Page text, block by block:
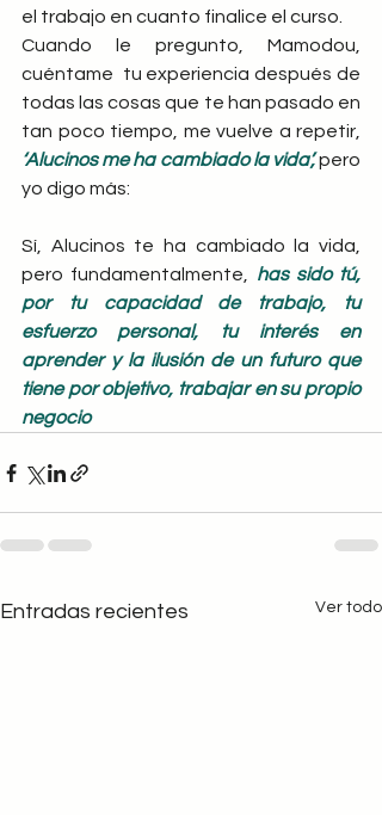
el trabajo en cuanto finalice el curso.
Cuando le pregunto, Mamodou,
cuéntame  tu experiencia después de
todas las cosas que te han pasado en
tan poco tiempo, me vuelve a repetir,
‘Alucinos me ha cambiado la vida’,pero
yo digo más:
Sí, Alucinos te ha cambiado la vida,
pero fundamentalmente, has sido tú,
por tu capacidad de trabajo, tu
esfuerzo personal, tu interés en
aprender y la ilusión de un futuro que
tiene por objetivo, trabajar en su propio
negocio
Entradas recientes Ver todo